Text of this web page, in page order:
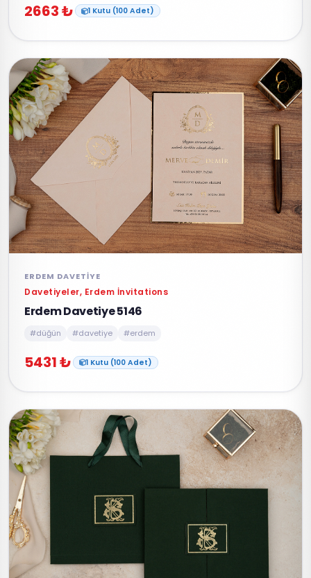
2663 ₺ 1 Kutu (100 Adet)
ERDEM DAVETIYE
Davetiyeler, Erdem İnvitations
Erdem Davetiye 5146
#düğün #davetiye #erdem
5431 ₺ 1 Kutu (100 Adet)